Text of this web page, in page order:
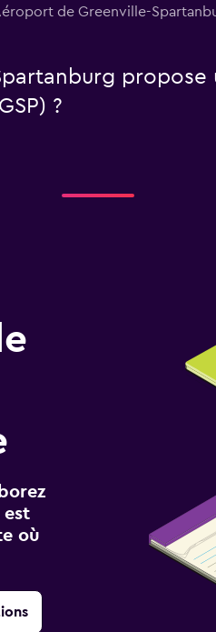
de Greenville-
?
est
où